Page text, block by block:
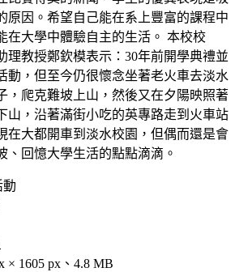
原因。希望自己能在系上豐富的課程中
在大學中體驗自主的生活。 本校校
理教授鄭欽模表示：30年前開學典禮並
動，但至今仍很懷念坐著老火車去淡水
，爬克難坡上山，然後又在夕陽映照著
山，沿著滿街小吃的英專路走到火車站
大都開車到淡水校園，但偶而還是會
、回憶大學生活的點點滴滴。
動
× 1605 px、4.8 MB